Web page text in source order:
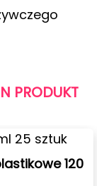
PRODUKT
120